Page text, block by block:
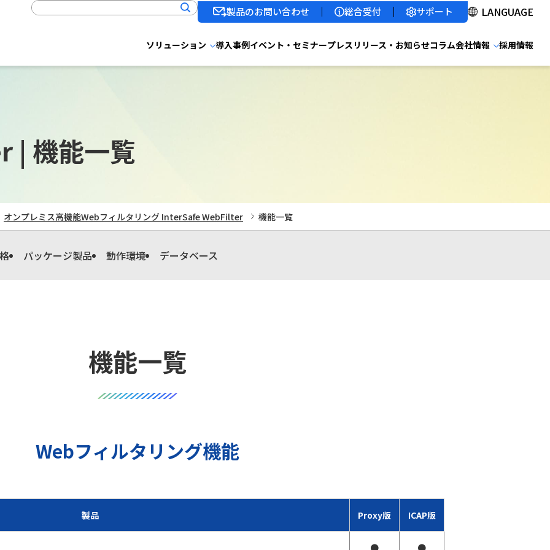
製品のお問い合わせ 総合受付 サポート
ソリューション 導入事例イベント・セミナープレスリリース・お知らせコラム会社情報 採用情報
| 機能一覧
オンプレミス高機能Webフィルタリング InterSafe WebFilter 機能一覧
パッケージ製品 動作環境 データベース
機能一覧
Webフィルタリング機能
製品 Proxy版 ICAP版
● ●